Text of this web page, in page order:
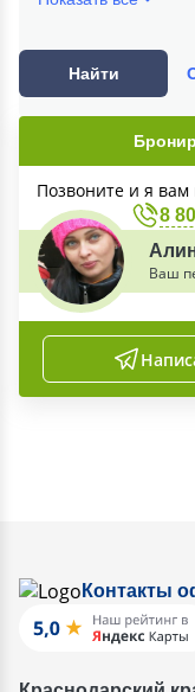
Найти
Позвоните и я вам
8
Ваш
Контакты